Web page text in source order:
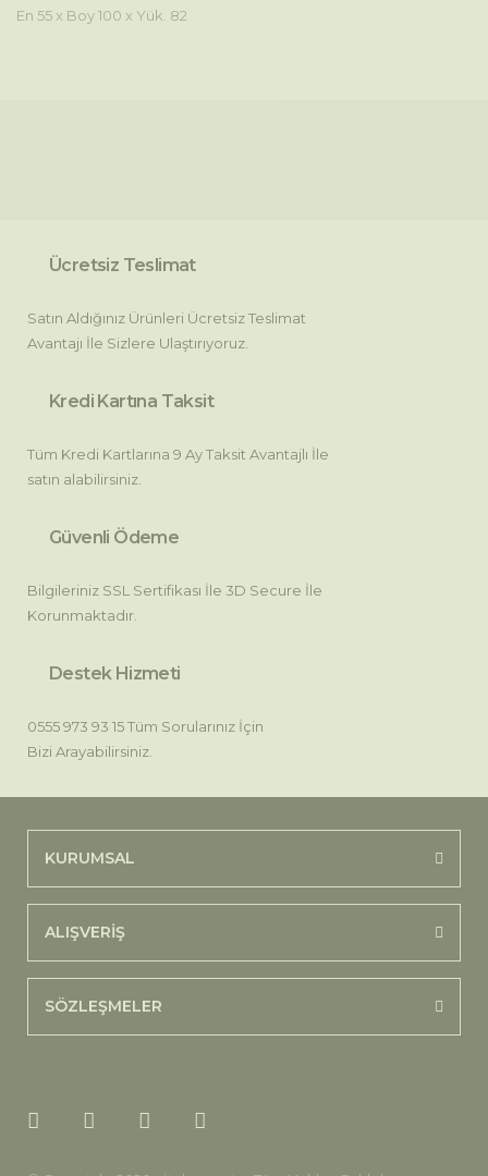
En 55 x Boy 100 x Yük. 82
Ürün fiyatı diğer sitelerden daha pahalı.
Ücretsiz Teslimat
Satın Aldığınız Ürünleri Ücretsiz Teslimat
Avantajı İle Sizlere Ulaştırıyoruz.
Kredi Kartına Taksit
Tüm Kredi Kartlarına 9 Ay Taksit Avantajlı İle
satın alabilirsiniz.
Güvenli Ödeme
Bilgileriniz SSL Sertifikası İle 3D Secure İle
Korunmaktadır.
Destek Hizmeti
0555 973 93 15 Tüm Sorularınız İçin
Bizi Arayabilirsiniz.
KURUMSAL
ALIŞVERİŞ
SÖZLEŞMELER